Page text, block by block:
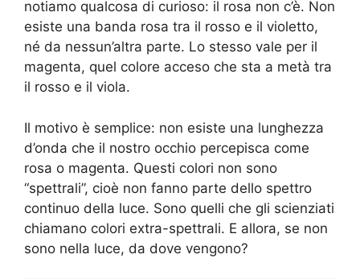
notiamo qualcosa di curioso: il rosa non c’è. Non
esiste una banda rosa tra il rosso e il violetto,
né da nessun’altra parte. Lo stesso vale per il
magenta, quel colore acceso che sta a metà tra
il rosso e il viola.
Il motivo è semplice: non esiste una lunghezza
d’onda che il nostro occhio percepisca come
rosa o magenta. Questi colori non sono
“spettrali”, cioè non fanno parte dello spettro
continuo della luce. Sono quelli che gli scienziati
chiamano colori extra-spettrali. E allora, se non
sono nella luce, da dove vengono?